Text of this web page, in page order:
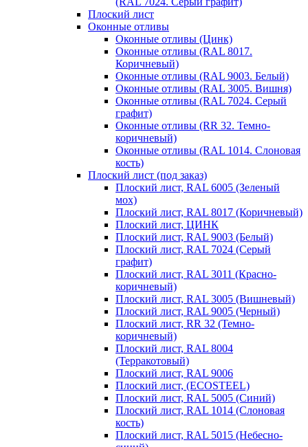
Плоский лист
Оконные отливы
Оконные отливы (Цинк)
Оконные отливы (RAL 8017.
Коричневый)
Оконные отливы (RAL 9003. Белый)
Оконные отливы (RAL 3005. Вишня)
Оконные отливы (RAL 7024. Серый
графит)
Оконные отливы (RR 32. Темно-
коричневый)
Оконные отливы (RAL 1014. Слоновая
кость)
Плоский лист (под заказ)
Плоский лист, RAL 6005 (Зеленый
мох)
Плоский лист, RAL 8017 (Коричневый)
Плоский лист, ЦИНК
Плоский лист, RAL 9003 (Белый)
Плоский лист, RAL 7024 (Серый
графит)
Плоский лист, RAL 3011 (Красно-
коричневый)
Плоский лист, RAL 3005 (Вишневый)
Плоский лист, RAL 9005 (Черный)
Плоский лист, RR 32 (Темно-
коричневый)
Плоский лист, RAL 8004
(Терракотовый)
Плоский лист, RAL 9006
Плоский лист, (ECOSTEEL)
Плоский лист, RAL 5005 (Синий)
Плоский лист, RAL 1014 (Слоновая
кость)
Плоский лист, RAL 5015 (Небесно-